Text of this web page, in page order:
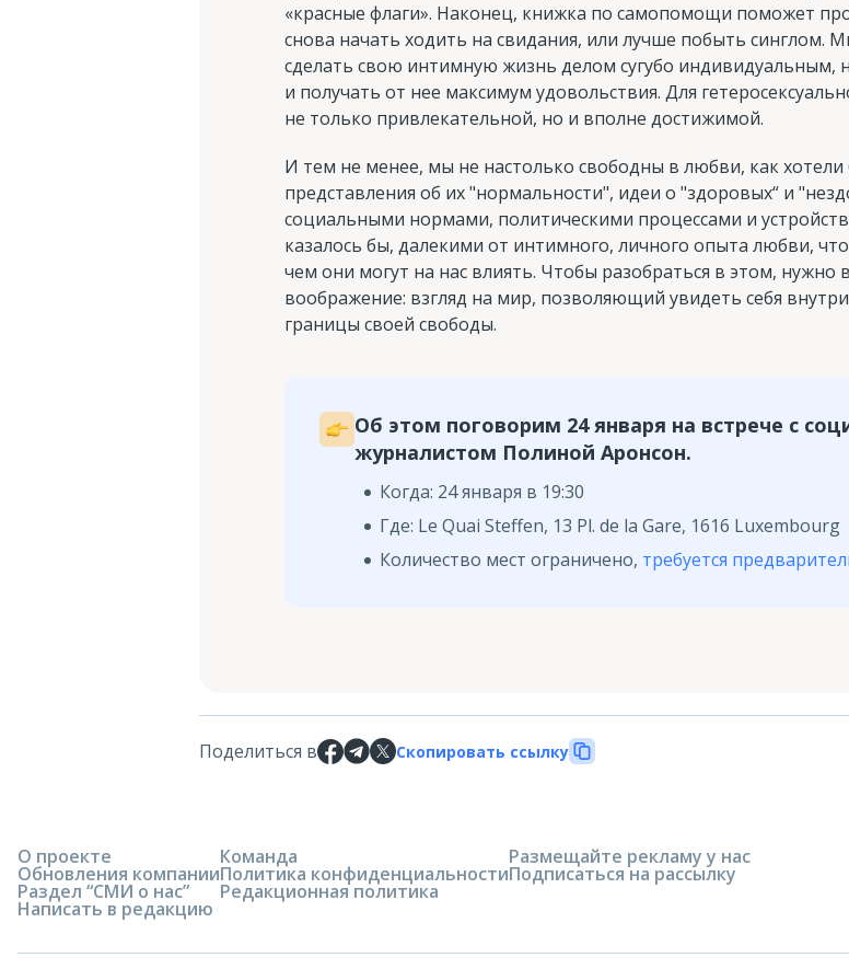
«красные флаги». Наконец, книжка по самопомощи поможет
снова начать ходить на свидания, или лучше побыть синглом.
сделать свою интимную жизнь делом сугубо индивидуальным,
и получать от нее максимум удовольствия. Для
не только привлекательной, но и вполне достижимой.
И тем не менее, мы не настолько свободны в любви, как
представления об их "нормальности", идеи о "здоровых“ и
социальными нормами, политическими процессами и
казалось бы, далекими от интимного, личного опыта любви,
чем они могут на нас влиять. Чтобы разобраться в этом, нужно
воображение: взгляд на мир, позволяющий увидеть себя
границы своей свободы.
Об этом поговорим 24 января на встрече с
журналистом Полиной Аронсон.
Когда: 24 января в 19:30
Где: Le Quai Steffen, 13 Pl. de la Gare, 1616 Luxembourg
Количество мест ограничено, требуется
Поделиться в Скопировать ссылку
О проекте
Обновления компании
Раздел “СМИ о нас”
Написать в редакцию
Команда
Политика конфиденциальности
Редакционная политика
Размещайте рекламу у нас
Подписаться на рассылку